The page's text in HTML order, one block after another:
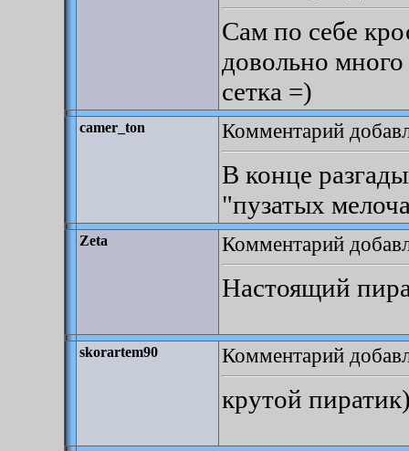
Сам по себе
довольно
сетка =)
camer_ton Комментарий
В конце
"пузатых
Zeta Комментарий
Настоящий
skorartem90 Комментарий
крутой